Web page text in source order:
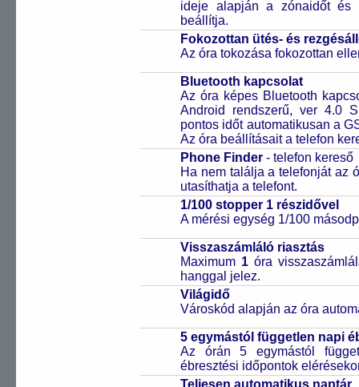
ideje alapján a zónaidőt és
beállítja.
Fokozottan ütés- és
Az óra tokozása fokozottan
Bluetooth kapcsolat
Az óra képes Bluetooth
Android rendszerű, ver 4.0
pontos időt automatikusan a
Az óra beállításait a telefon
Phone Finder - telefon kereső
Ha nem találja a telefonját az
utasíthatja a telefont.
1/100 stopper 1 részidővel
A mérési egység 1/100
Visszaszámláló riasztás
Maximum 1 óra
hanggal jelez.
Világidő
Városkód alapján az óra
5 egymástól független napi
Az órán 5 egymástól
ébresztési időpontok
Teljesen automatikus naptár